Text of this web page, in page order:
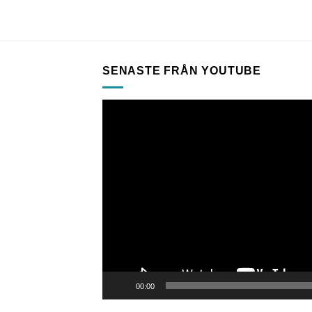
SENASTE FRÅN YOUTUBE
00:00